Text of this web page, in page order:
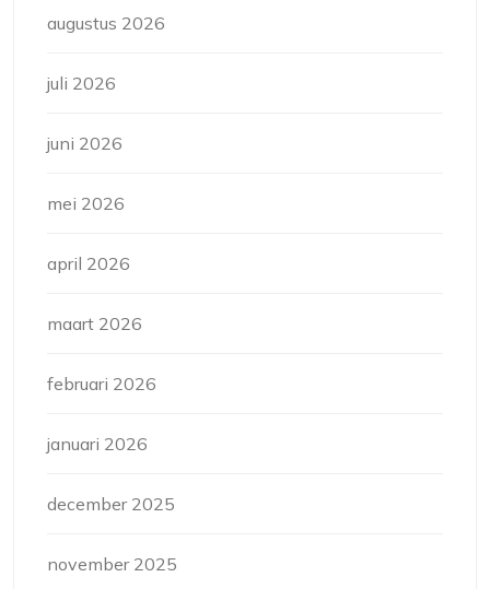
augustus 2026
juli 2026
juni 2026
mei 2026
april 2026
maart 2026
februari 2026
januari 2026
december 2025
november 2025